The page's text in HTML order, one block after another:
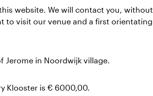
website. We will contact you, without
to visit our venue and a first orientating
Jerome in Noordwijk village.
Klooster is € 6000,00.